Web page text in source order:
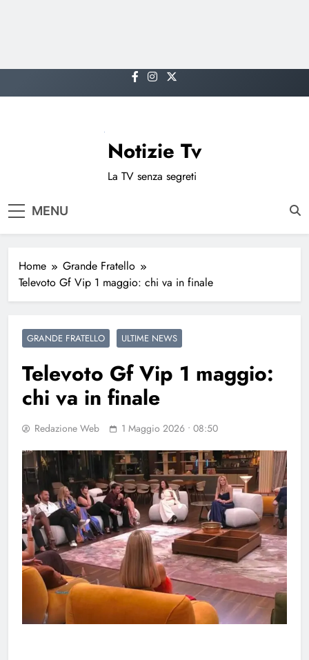
to
Notizie Tv
La TV senza segreti
MENU
Home
Grande Fratello
Televoto Gf Vip 1 maggio: chi va in finale
GRANDE FRATELLO ULTIME NEWS
Televoto Gf Vip 1 maggio:
chi va in finale
Redazione Web 1 Maggio 2026 • 08:50